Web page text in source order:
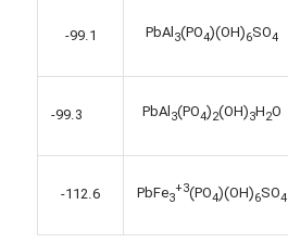
PbAl3(PO4)(OH)6SO4
-99.1
PbAl3(PO4)2(OH)3H2O
-99.3
PbFe3
+3(PO4)(OH)6SO4
-112.6